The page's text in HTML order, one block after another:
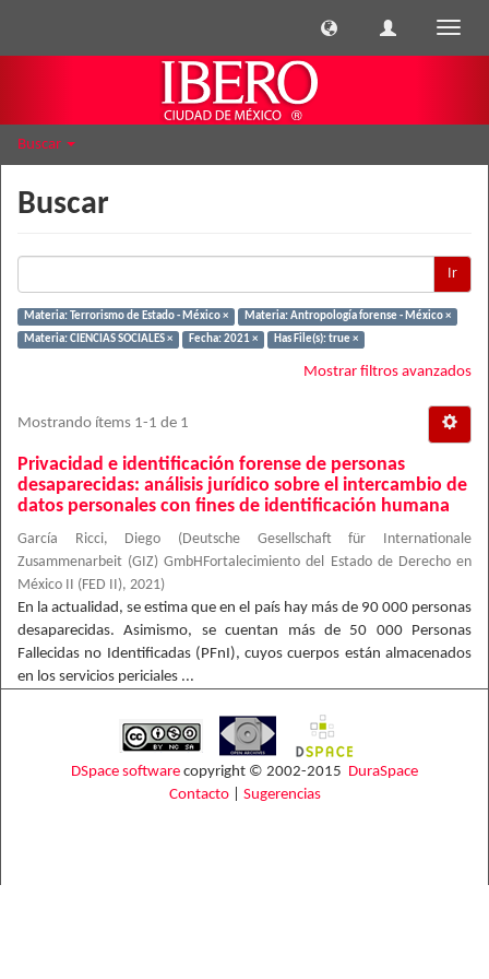
Buscar
Buscar
Ir
Materia: Terrorismo de Estado - México ×
Materia: Antropología forense - México ×
Materia: CIENCIAS SOCIALES ×
Fecha: 2021 × Has File(s): true ×
Mostrar filtros avanzados
Mostrando ítems 1-1 de 1
Privacidad e identificación forense de personas
desaparecidas: análisis jurídico sobre el intercambio de
datos personales con fines de identificación humana
García Ricci, Diego ( Deutsche Gesellschaft für Internationale
Zusammenarbeit (GIZ) GmbHFortalecimiento del Estado de Derecho en
México II (FED II), 2021)
En la actualidad, se estima que en el país hay más de 90 000 personas
desaparecidas. Asimismo, se cuentan más de 50 000 Personas
Fallecidas no Identificadas (PFnI), cuyos cuerpos están almacenados
en los servicios periciales ...
DSpace software copyright © 2002-2015 DuraSpace
Contacto| Sugerencias